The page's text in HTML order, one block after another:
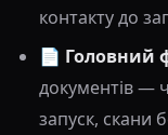
контакту до
📄 Головний
документів —
запуск, скани